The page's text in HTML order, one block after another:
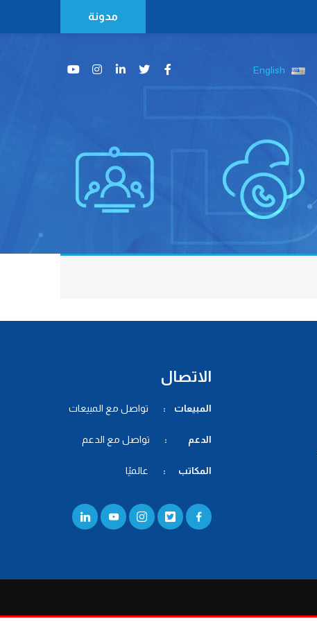
مدونة
English
الاتصال
المبيعات : تواصل مع المبيعات
الدعم : تواصل مع الدعم
المكاتب : عالميًا